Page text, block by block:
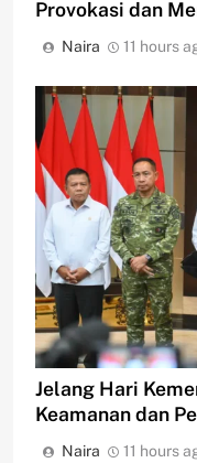
Provokasi dan
Naira 11 hours
Jelang Hari
Keamanan dan
Naira 11 hours